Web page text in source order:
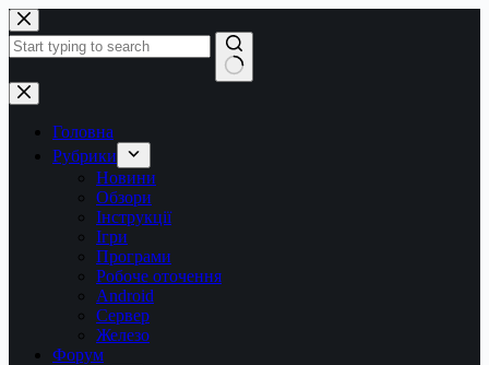
Перейти
до
вмісту
Немає
результатів
Головна
Рубрики
Новини
Обзори
Інструкції
Ігри
Програми
Робоче оточення
Android
Сервер
Железо
Форум